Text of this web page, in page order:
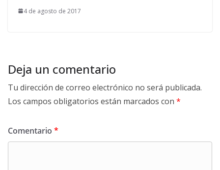
4 de agosto de 2017
Deja un comentario
Tu dirección de correo electrónico no será publicada.
Los campos obligatorios están marcados con *
Comentario *